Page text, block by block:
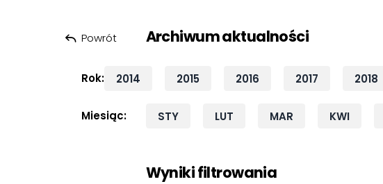
Archiwum aktualności
Powrót
Rok: 2014 2015 2016 2017 2018
Miesiąc: STY LUT MAR KWI
Wyniki filtrowania